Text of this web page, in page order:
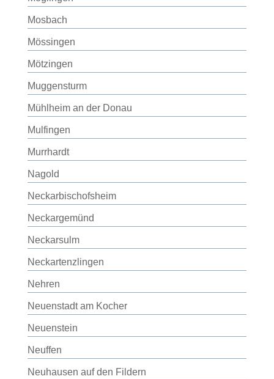
Mosbach
Mössingen
Mötzingen
Muggensturm
Mühlheim an der Donau
Mulfingen
Murrhardt
Nagold
Neckarbischofsheim
Neckargemünd
Neckarsulm
Neckartenzlingen
Nehren
Neuenstadt am Kocher
Neuenstein
Neuffen
Neuhausen auf den Fildern